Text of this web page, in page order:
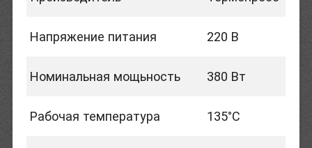
Напряжение питания 220 В
Номинальная мощьность 380 Вт
Рабочая температура 135°С